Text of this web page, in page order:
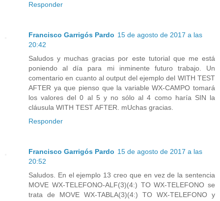
Responder
Francisco Garrigós Pardo 15 de agosto de 2017 a las
20:42
Saludos y muchas gracias por este tutorial que me está
poniendo al día para mi inminente futuro trabajo. Un
comentario en cuanto al output del ejemplo del WITH TEST
AFTER ya que pienso que la variable WX-CAMPO tomará
los valores del 0 al 5 y no sólo al 4 como haría SIN la
cláusula WITH TEST AFTER. mUchas gracias.
Responder
Francisco Garrigós Pardo 15 de agosto de 2017 a las
20:52
Saludos. En el ejemplo 13 creo que en vez de la sentencia
MOVE WX-TELEFONO-ALF(3)(4:) TO WX-TELEFONO se
trata de MOVE WX-TABLA(3)(4:) TO WX-TELEFONO y